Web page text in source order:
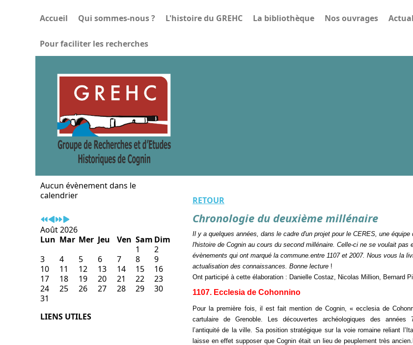
Accueil Qui sommes-nous ? L'histoire du GREHC La bibliothèque Nos ouvrages
Pour faciliter les recherches
Aucun évènement dans le
calendrier
Août 2026
Lun Mar Mer Jeu Ven Sam Dim
1
2
3
4 5 6 7 8
9
10
11 12 13 14 15
16
17
18 19 20 21 22
23
24
25 26 27 28 29
30
31
LIENS UTILES
RETOUR
Chronologie du deuxième millénaire
Il y a quelques années, dans le cadre d'un projet pour le CERES, une
l'histoire de Cognin au cours du second millénaire. Celle-ci ne se voulait
évènements qui ont marqué la commune.entre 1107 et 2007. Nous vous la
actualisation des connaissances. Bonne lecture !
Ont participé à cette élaboration : Danielle Costaz, Nicolas Million, Bernard
1107. Ecclesia de Cohonnino
Pour la première fois, il est fait mention de Cognin, « ecclesia de
cartulaire de Grenoble. Les découvertes archéologiques des années
l’antiquité de la ville. Sa position stratégique sur la voie romaine reliant
laisse en effet supposer que Cognin était un lieu de peuplement très